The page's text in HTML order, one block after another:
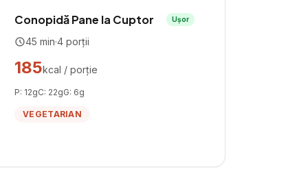
Conopidă Pane la Cuptor Ușor
45 min·4 porții
185kcal / porție
P: 12gC: 22gG: 6g
VEGETARIAN